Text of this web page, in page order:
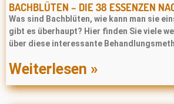
BACHBLÜTEN – DIE 38 ESSENZEN
Was sind Bachblüten, wie kann man sie
gibt es überhaupt? Hier finden Sie viele
über diese interessante
Weiterlesen »